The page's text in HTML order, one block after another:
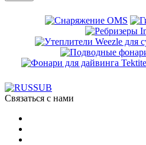
Связаться с нами